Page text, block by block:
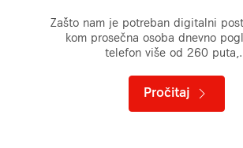
Zašto nam je potreban digitalni
kom prosečna osoba dnevno
telefon više od 260
Pročitaj